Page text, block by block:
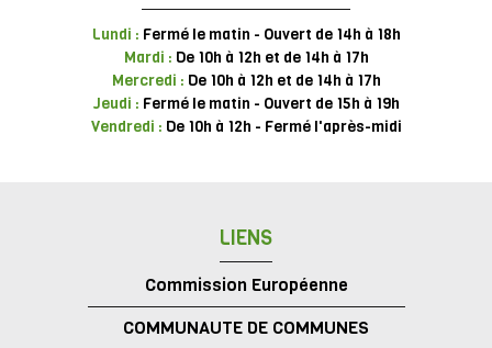
Lundi : Fermé le matin - Ouvert de 14h à 18h
Mardi : De 10h à 12h et de 14h à 17h
Mercredi : De 10h à 12h et de 14h à 17h
Jeudi : Fermé le matin - Ouvert de 15h à 19h
Vendredi : De 10h à 12h - Fermé l'après-midi
LIENS
Commission Européenne
COMMUNAUTE DE COMMUNES